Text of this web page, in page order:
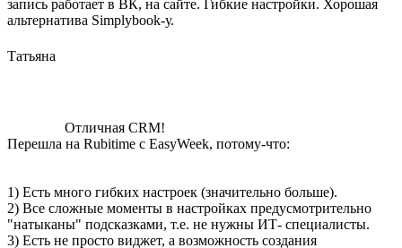
запись работает в ВК, на сайте. Гибкие настройки. Хорошая
альтернатива Simplybook-у.
Татьяна
Отличная CRM!
Перешла на Rubitime с EasyWeek, потому-что:
1) Есть много гибких настроек (значительно больше).
2) Все сложные моменты в настройках предусмотрительно
"натыканы" подсказками, т.е. не нужны ИТ- специалисты.
3) Есть не просто виджет, а возможность создания